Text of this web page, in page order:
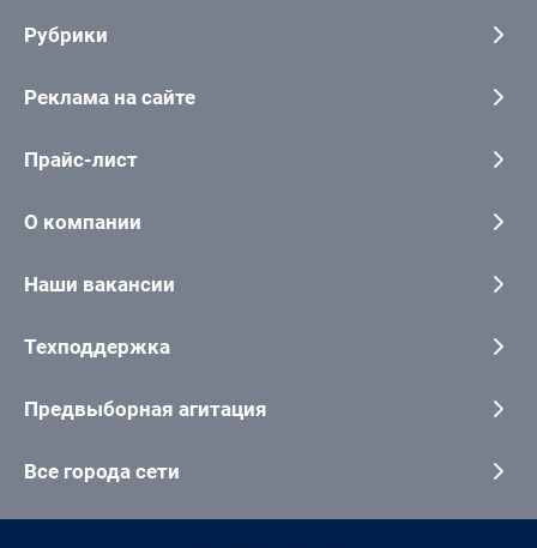
Рубрики
Реклама на сайте
Прайс-лист
О компании
Наши вакансии
Техподдержка
Предвыборная агитация
Все города сети